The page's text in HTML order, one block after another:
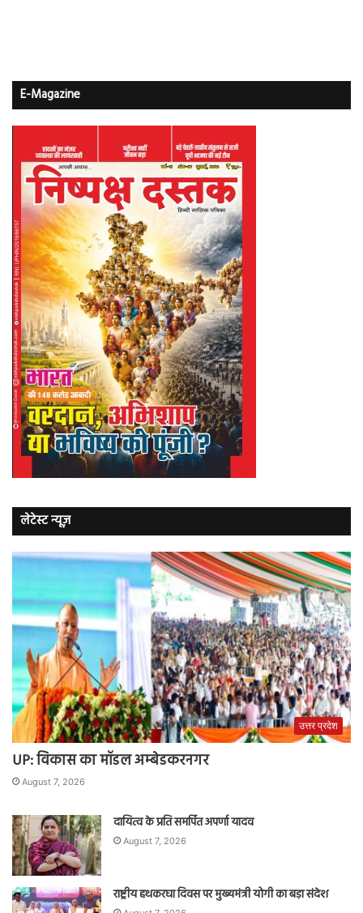
E-Magazine
लेटेस्ट न्यूज़
उत्तर प्रदेश
UP: विकास का मॉडल अम्बेडकरनगर
August 7, 2026
दायित्व के प्रति समर्पित अपर्णा यादव
August 7, 2026
राष्ट्रीय हथकरघा दिवस पर मुख्यमंत्री योगी का बड़ा संदेश